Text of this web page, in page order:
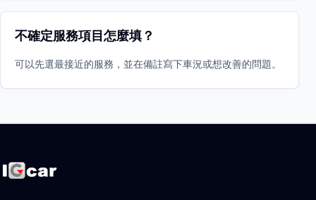
不確定服務項目怎麼填？
可以先選最接近的服務，並在備註寫下車況或想改善的問題。